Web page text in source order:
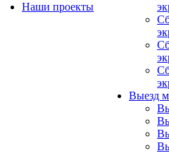
Наши проекты
Выезд